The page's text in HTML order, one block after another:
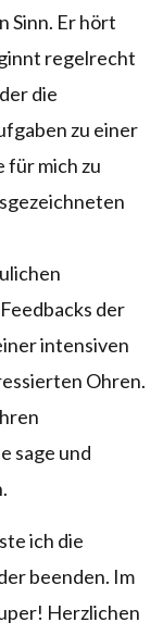
Sinn. Er hört
regelrecht
die
zu einer
für mich zu
der
intensiven
Ohren.
sage und
ich die
beenden. Im
Herzlichen